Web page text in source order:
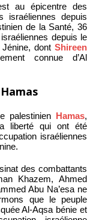
au épicentre des
israéliennes depuis
de la Santé, 36
depuis le
dont Shireen
connue d’Al
palestinien Hamas,
liberté qui ont été
israéliennes
des combattants
Khazem, Ahmed
Abu Na’esa ne
que le peuple
Al-Aqsa bénie et